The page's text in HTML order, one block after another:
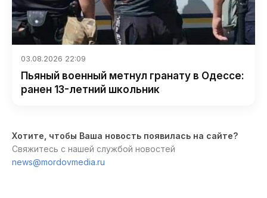
03.08.2026 22:09
Пьяный военный метнул гранату в Одессе:
ранен 13-летний школьник
Хотите, чтобы Ваша новость появилась на сайте?
Свяжитесь с нашей службой новостей
news@mordovmedia.ru